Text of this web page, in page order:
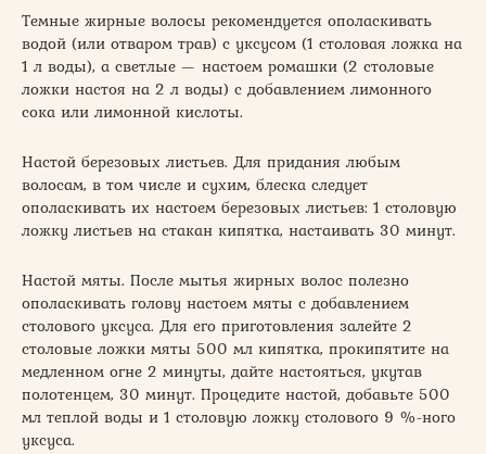
Темные жирные волосы рекомендуется ополаскивать
водой (или отваром трав) с уксусом (1 столовая ложка на
1 л воды), а светлые — настоем ромашки (2 столовые
ложки настоя на 2 л воды) с добавлением лимонного
сока или лимонной кислоты.
Настой березовых листьев. Для придания любым
волосам, в том числе и сухим, блеска следует
ополаскивать их настоем березовых листьев: 1 столовую
ложку листьев на стакан кипятка, настаивать 30 минут.
Настой мяты. После мытья жирных волос полезно
ополаскивать голову настоем мяты с добавлением
столового уксуса. Для его приготовления залейте 2
столовые ложки мяты 500 мл кипятка, прокипятите на
медленном огне 2 минуты, дайте настояться, укутав
полотенцем, 30 минут. Процедите настой, добавьте 500
мл теплой воды и 1 столовую ложку столового 9 %-ного
уксуса.